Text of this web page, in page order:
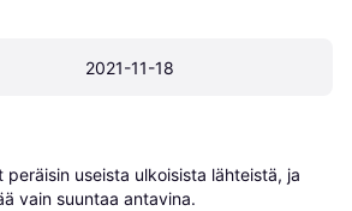
2021-11-18
useista ulkoisista lähteistä, ja
vain suuntaa antavina.